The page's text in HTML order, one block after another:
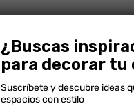
¿Buscas
para decorar tu
Suscríbete y descubre ideas
espacios con estilo